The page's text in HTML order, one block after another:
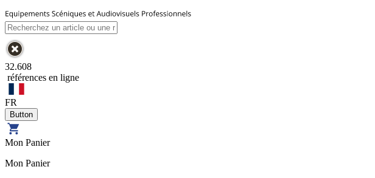
32.608
références en ligne
FR
Mon Panier
Mon Panier